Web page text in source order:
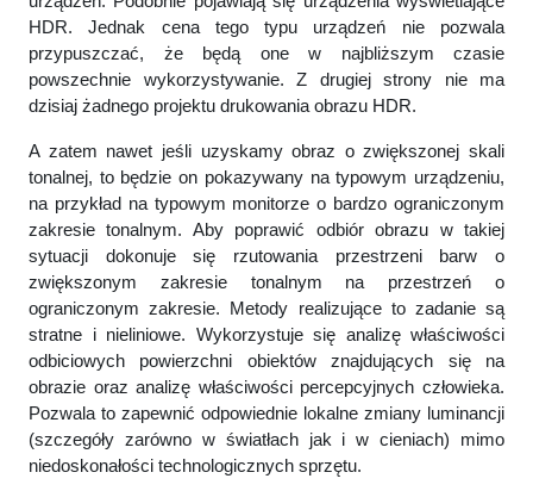
HDR. Jednak cena tego typu urządzeń nie pozwala
przypuszczać, że będą one w najbliższym czasie
powszechnie wykorzystywanie. Z drugiej strony nie ma
dzisiaj żadnego projektu drukowania obrazu HDR.
A zatem nawet jeśli uzyskamy obraz o zwiększonej skali
tonalnej, to będzie on pokazywany na typowym urządzeniu,
na przykład na typowym monitorze o bardzo ograniczonym
zakresie tonalnym. Aby poprawić odbiór obrazu w takiej
sytuacji dokonuje się rzutowania przestrzeni barw o
zwiększonym zakresie tonalnym na przestrzeń o
ograniczonym zakresie. Metody realizujące to zadanie są
stratne i nieliniowe. Wykorzystuje się analizę właściwości
odbiciowych powierzchni obiektów znajdujących się na
obrazie oraz analizę właściwości percepcyjnych człowieka.
Pozwala to zapewnić odpowiednie lokalne zmiany luminancji
(szczegóły zarówno w światłach jak i w cieniach) mimo
niedoskonałości technologicznych sprzętu.